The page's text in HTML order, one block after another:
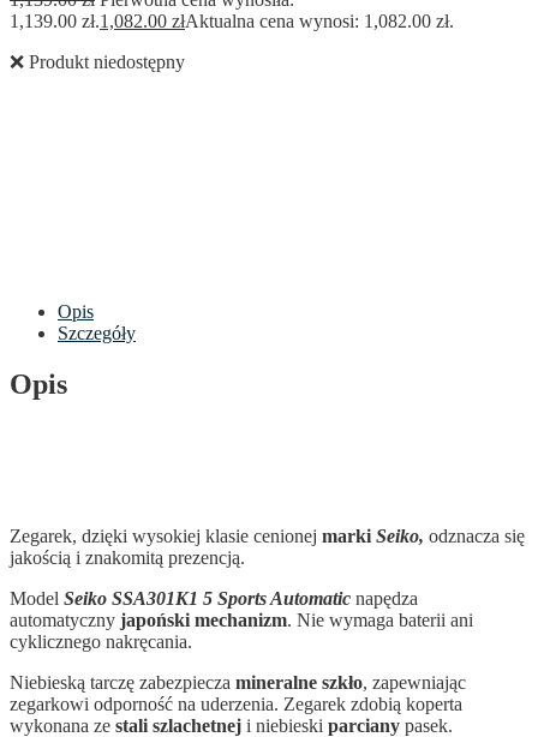
1,139.00 zł.1,082.00 złAktualna cena wynosi: 1,082.00 zł.
❌ Produkt niedostępny
Opis
Szczegóły
Opis
Zegarek, dzięki wysokiej klasie cenionej marki Seiko, odznacza się
jakością i znakomitą prezencją.
Model Seiko SSA301K1 5 Sports Automatic napędza
automatyczny japoński mechanizm. Nie wymaga baterii ani
cyklicznego nakręcania.
Niebieską tarczę zabezpiecza mineralne szkło, zapewniając
zegarkowi odporność na uderzenia. Zegarek zdobią koperta
wykonana ze stali szlachetnej i niebieski parciany pasek.